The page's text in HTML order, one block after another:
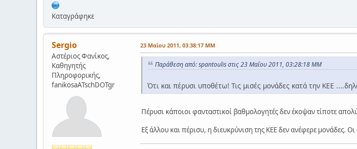
Καταγράφηκε
Sergio
Αστέριος Φανίκος,
Καθηγητής
Πληροφορικής,
fanikosaATschDOTgr
23 Μαΐου 2011, 03:38:17 ΜΜ
Παράθεση από: spantoulis στις 23 Μαΐου 2011, 03:28:18 ΜΜ
Ότι και πέρυσι υποθέτω! Τις μισές μονάδες κατά την ΚΕΕ
Πέρυσι κάποιοι φανταστικοί βαθμολογητές δεν έκοψαν τίποτε
Εξ άλλου και πέρισυ, η διευκρύνιση της ΚΕΕ δεν ανέφερε μονάδες.